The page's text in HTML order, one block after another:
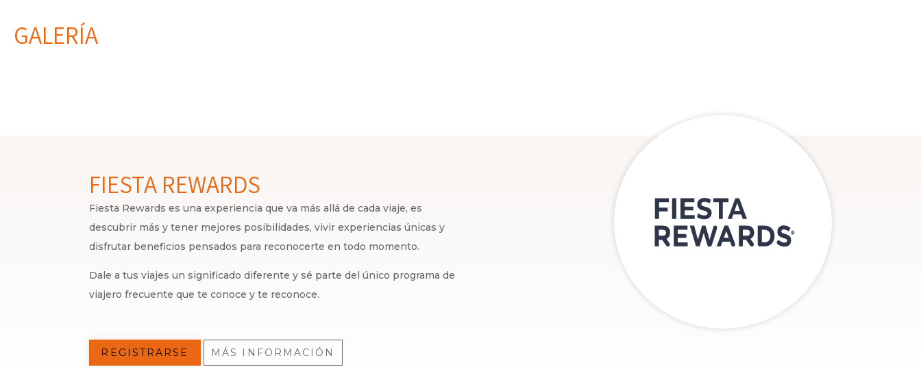
GALERÍA
FIESTA REWARDS
Fiesta Rewards es una experiencia que va más allá de cada viaje, es
descubrir más y tener mejores posibilidades, vivir experiencias únicas y
disfrutar beneficios pensados para reconocerte en todo momento.
Dale a tus viajes un significado diferente y sé parte del único programa de
viajero frecuente que te conoce y te reconoce.
REGISTRARSE MÁS INFORMACIÓN